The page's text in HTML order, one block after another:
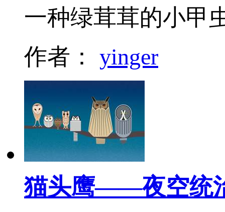
一种绿茸茸的小
作者： yinger
猫头鹰——夜空统